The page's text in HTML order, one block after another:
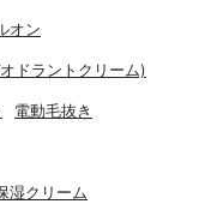
オン
ドラントクリーム)
電動毛抜き
湿クリーム